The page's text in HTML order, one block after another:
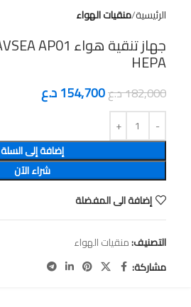
الرئيسية منقيات الهواء
HEPA
182,000د.ع154,700د.ع
إضافة إلى السلة
شراء الآن
إضافة الى المفضلة
التصنيف:منقيات الهواء
مشاركة: